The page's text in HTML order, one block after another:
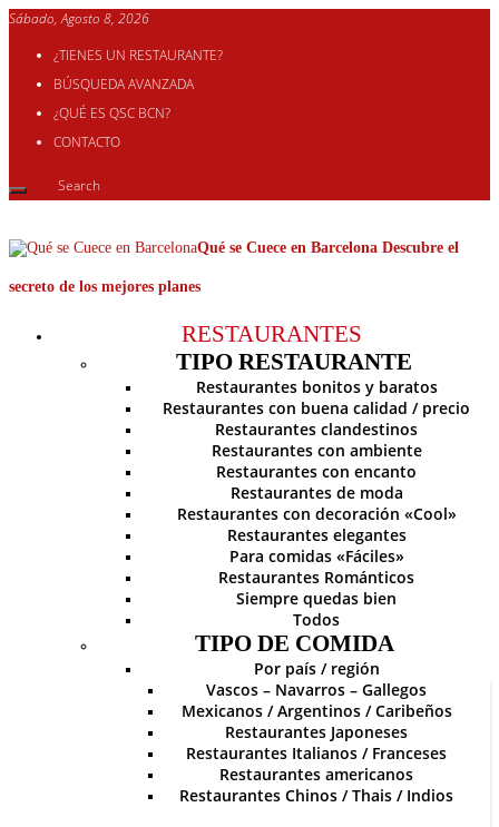
Sábado, Agosto 8, 2026
¿TIENES UN RESTAURANTE?
BÚSQUEDA AVANZADA
¿QUÉ ES QSC BCN?
CONTACTO
Qué se Cuece en Barcelona Descubre el
secreto de los mejores planes
RESTAURANTES
TIPO RESTAURANTE
Restaurantes bonitos y baratos
Restaurantes con buena calidad / precio
Restaurantes clandestinos
Restaurantes con ambiente
Restaurantes con encanto
Restaurantes de moda
Restaurantes con decoración «Cool»
Restaurantes elegantes
Para comidas «Fáciles»
Restaurantes Románticos
Siempre quedas bien
Todos
TIPO DE COMIDA
Por país / región
Vascos – Navarros – Gallegos
Mexicanos / Argentinos / Caribeños
Restaurantes Japoneses
Restaurantes Italianos / Franceses
Restaurantes americanos
Restaurantes Chinos / Thais / Indios